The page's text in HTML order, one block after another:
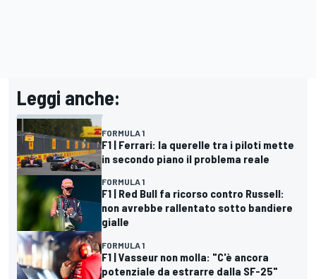
Leggi anche:
FORMULA 1
F1 | Ferrari: la querelle tra i piloti mette
in secondo piano il problema reale
FORMULA 1
F1 | Red Bull fa ricorso contro Russell:
non avrebbe rallentato sotto bandiere
gialle
FORMULA 1
F1 | Vasseur non molla: "C'è ancora
potenziale da estrarre dalla SF-25"